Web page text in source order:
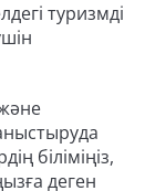
туризмді
біліміңіз,
деген